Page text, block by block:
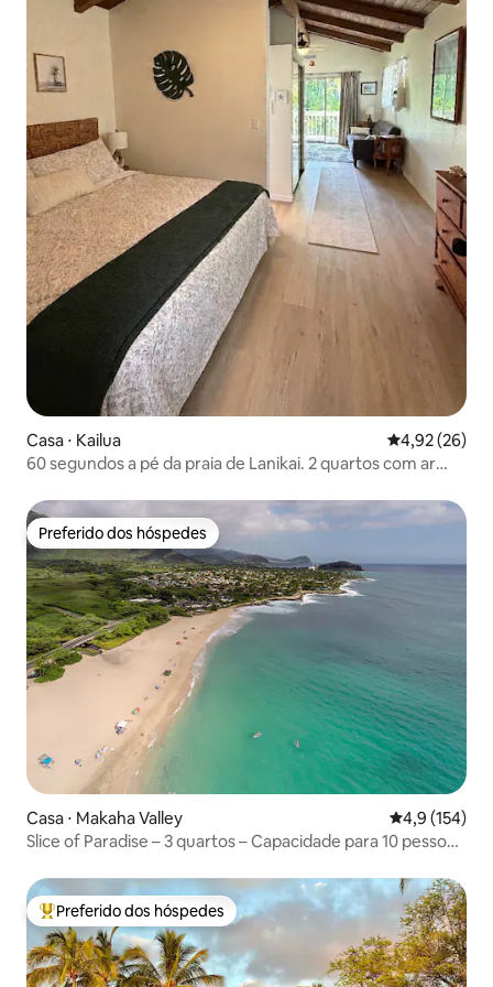
Casa ⋅ Kailua 4,92 de uma
4,92 (26)
60 segundos a pé da praia de Lanikai. 2 quartos com ar
Preferido dos hóspedes
Preferido dos hóspedes
Casa ⋅ Makaha Valley 4,9 de uma
4,9 (154)
Slice of Paradise – 3 quartos – Capacidade para 10 pessoas
Entre os melhores preferidos dos hóspedes
Preferido dos hóspedes